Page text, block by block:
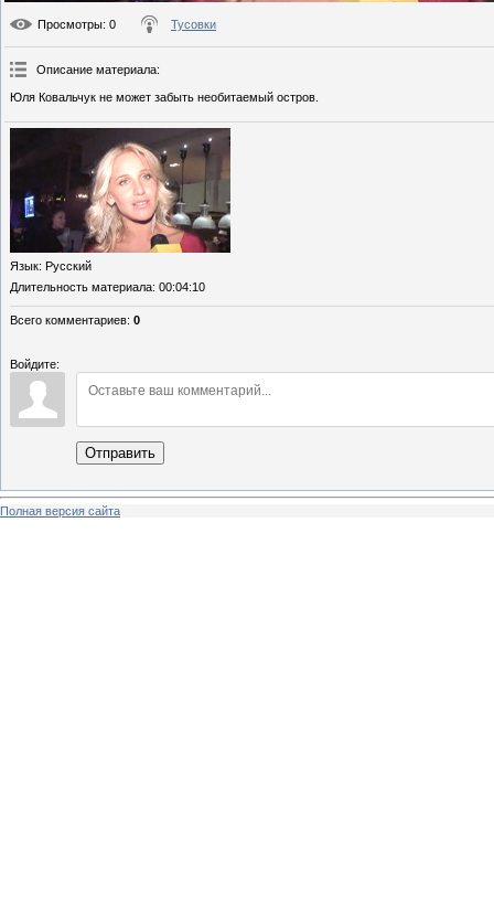
Просмотры: 0 Тусовки
Описание материала:
Юля Ковальчук не может забыть необитаемый остров.
Язык: Русский
Длительность материала: 00:04:10
Всего комментариев: 0
Войдите:
Отправить
Полная версия сайта